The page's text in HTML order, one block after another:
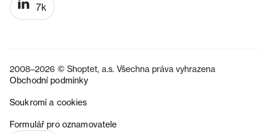
7k
2008–2026 © Shoptet, a.s. Všechna práva vyhrazena
Obchodní podmínky
Soukromí a cookies
Formulář pro oznamovatele